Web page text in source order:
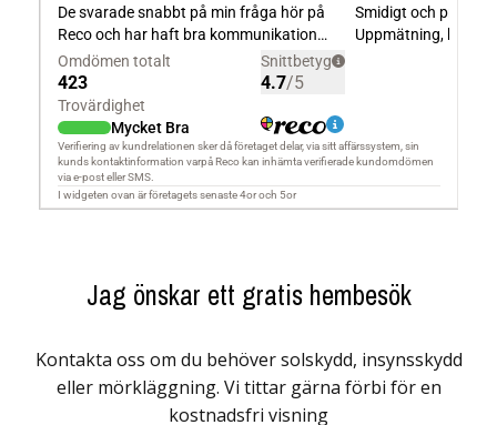
Jag önskar ett gratis hembesök
Kontakta oss om du behöver solskydd, insynsskydd
eller mörkläggning. Vi tittar gärna förbi för en
kostnadsfri visning